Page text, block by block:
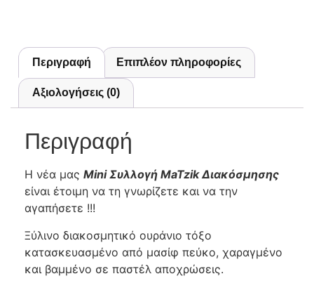
Περιγραφή Επιπλέον πληροφορίες
Αξιολογήσεις (0)
Περιγραφή
Η νέα μας Mini Συλλογή MaTzik Διακόσμησης
είναι έτοιμη να τη γνωρίζετε και να την
αγαπήσετε !!!
Ξύλινο διακοσμητικό ουράνιο τόξο
κατασκευασμένο από μασίφ πεύκο, χαραγμένο
και βαμμένο σε παστέλ αποχρώσεις.